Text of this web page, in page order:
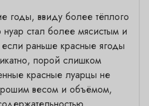
годы, ввиду более тёплого
стал более мясистым и
раньше красные ягоды
порой слишком
красные луарцы не
весом и объёмом,